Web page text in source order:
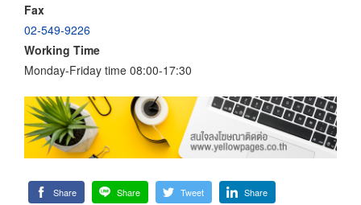
Fax
02-549-9226
Working Time
Monday-Friday time 08:00-17:30
Share Share Tweet Share